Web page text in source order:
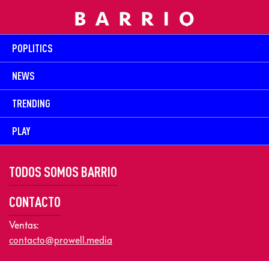
POPLITICS
NEWS
TRENDING
PLAY
TODOS SOMOS BARRIO
CONTACTO
Ventas:
contacto@prowell.media